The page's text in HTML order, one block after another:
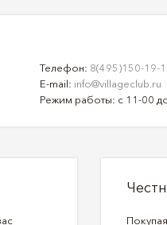
Телефон: 8(495)150-19-
E-mail: info@villageclub.ru
Режим работы: с 11-00